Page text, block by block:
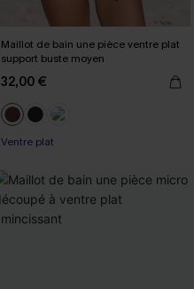
Maillot de bain une pièce ventre plat
support buste moyen
32,00 €
Ventre plat